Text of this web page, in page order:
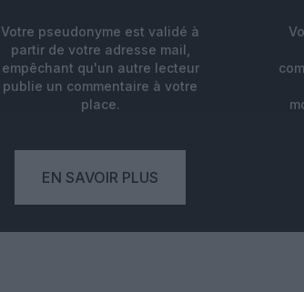
Votre pseudonyme est validé à
partir de votre adresse mail,
empêchant qu'un autre lecteur
publie un commentaire à votre
place.
EN SAVOIR PLUS